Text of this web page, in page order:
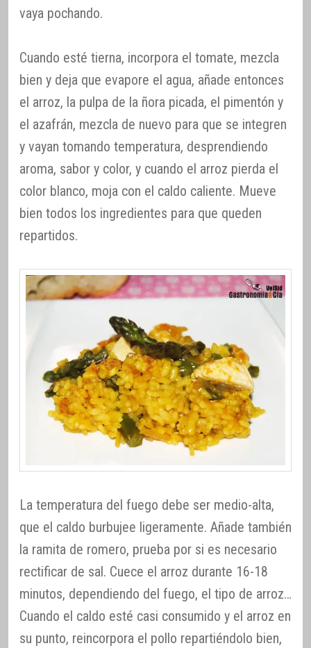
vaya pochando.
Cuando esté tierna, incorpora el tomate, mezcla
bien y deja que evapore el agua, añade entonces
el arroz, la pulpa de la ñora picada, el pimentón y
el azafrán, mezcla de nuevo para que se integren
y vayan tomando temperatura, desprendiendo
aroma, sabor y color, y cuando el arroz pierda el
color blanco, moja con el caldo caliente. Mueve
bien todos los ingredientes para que queden
repartidos.
La temperatura del fuego debe ser medio-alta,
que el caldo burbujee ligeramente. Añade también
la ramita de romero, prueba por si es necesario
rectificar de sal. Cuece el arroz durante 16-18
minutos, dependiendo del fuego, el tipo de arroz…
Cuando el caldo esté casi consumido y el arroz en
su punto, reincorpora el pollo repartiéndolo bien,